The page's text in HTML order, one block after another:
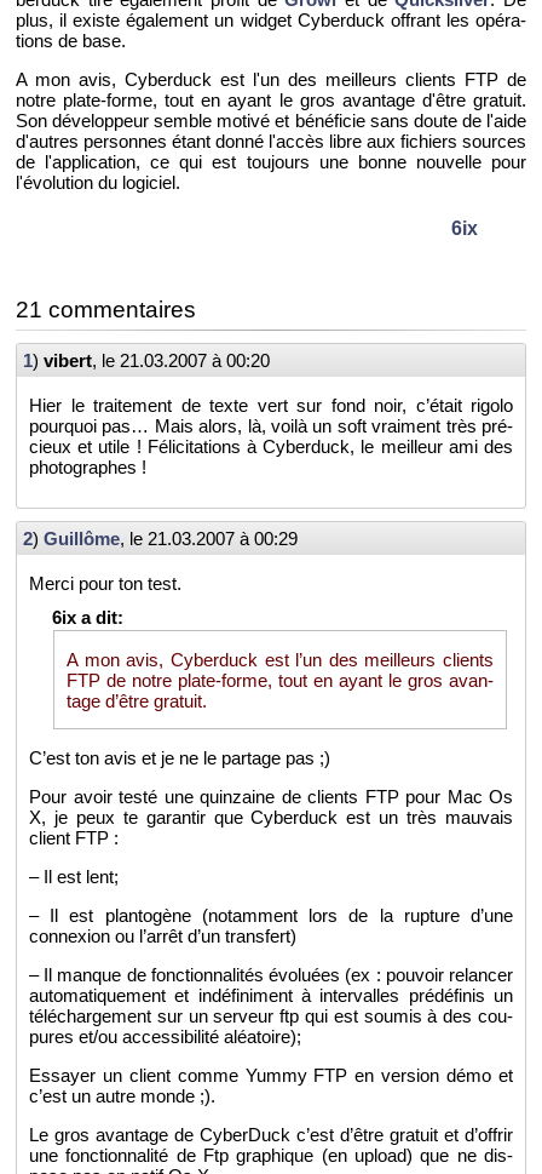
plus, il existe éga­le­ment un wid­get Cy­ber­duck of­frant les opé­ra­
tions de base.
A mon avis, Cy­ber­duck est l'un des meilleurs clients FTP de
notre plate-forme, tout en ayant le gros avan­tage d'être gra­tuit.
Son dé­ve­lop­peur semble mo­tivé et bé­né­fi­cie sans doute de l'aide
d'autres per­sonnes étant donné l'ac­cès libre aux fi­chiers sources
de l'ap­pli­ca­tion, ce qui est tou­jours une bonne nou­velle pour
l'évo­lu­tion du lo­gi­ciel.
6ix
21 com­men­taires
1) vi­bert, le 21.03.2007 à 00:20
Hier le trai­te­ment de texte vert sur fond noir, c’était ri­golo
pour­quoi pas… Mais alors, là, voilà un soft vrai­ment très pré­
cieux et utile ! Fé­li­ci­ta­tions à Cy­ber­duck, le meilleur ami des
pho­to­graphes !
2) Guillôme, le 21.03.2007 à 00:29
Merci pour ton test.
A mon avis, Cy­ber­duck est l’un des meilleurs clients
FTP de notre plate-forme, tout en ayant le gros avan­
tage d’être gra­tuit.
C’est ton avis et je ne le par­tage pas ;)
Pour avoir testé une quin­zaine de clients FTP pour Mac Os
X, je peux te ga­ran­tir que Cy­ber­duck est un très mau­vais
client FTP :
– Il est lent;
– Il est plan­to­gène (no­tam­ment lors de la rup­ture d’une
connexion ou l’ar­rêt d’un trans­fert)
– Il manque de fonc­tion­na­li­tés évo­luées (ex : pou­voir re­lan­cer
au­to­ma­ti­que­ment et in­dé­fi­ni­ment à in­ter­valles pré­dé­fi­nis un
té­lé­char­ge­ment sur un ser­veur ftp qui est sou­mis à des cou­
pures et/ou ac­ces­si­bi­lité aléa­toire);
Es­sayer un client comme Yummy FTP en ver­sion démo et
c’est un autre monde ;).
Le gros avan­tage de Cy­ber­Duck c’est d’être gra­tuit et d’of­frir
une fonc­tion­na­lité de Ftp gra­phique (en upload) que ne dis­